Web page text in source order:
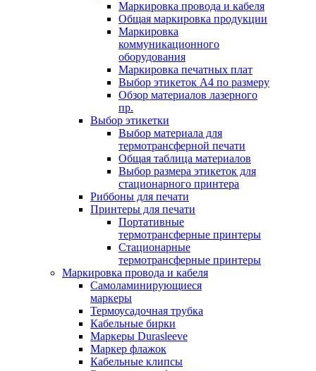
Маркировка провода и кабеля
Общая маркировка продукции
Маркировка
коммуникационного
оборудования
Маркировка печатных плат
Выбор этикеток А4 по размеру
Обзор материалов лазерного
пр.
Выбор этикетки
Выбор материала для
термотрансферной печати
Общая таблица материалов
Выбор размера этикеток для
стационарного принтера
Риббоны для печати
Принтеры для печати
Портативные
термотрансферные принтеры
Стационарные
термотрансферные принтеры
Маркировка провода и кабеля
Самоламинирующиеся
маркеры
Термоусадочная трубка
Кабельные бирки
Маркеры Durasleeve
Маркер флажок
Кабельные клипсы